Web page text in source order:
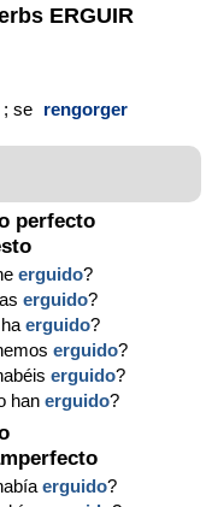
ERGUIR
; se rengorger
perfecto
erguido?
erguido?
haerguido?
erguido?
erguido?
hanerguido?
erguido?